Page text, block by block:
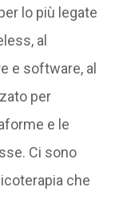
lo più legate
al
e software, al
per
e le
Ci sono
che